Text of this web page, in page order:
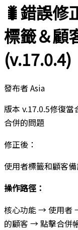
🐛錯誤修
標籤＆顧
(v.17.0.4)
發布者Asia
版本 v.17.0.5修復
合併的問題
修正後：
使用者標籤和顧客
操作路徑：
核心功能 → 使用者
的顧客 → 點擊合併